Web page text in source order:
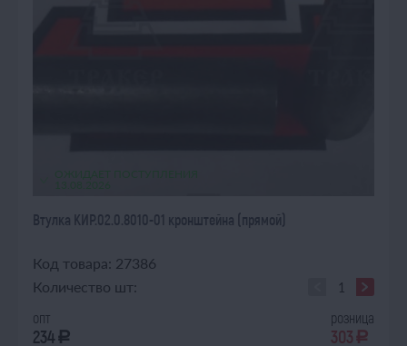
Втулка КИР.02.0.8010-01 кронштейна (прямой)
Код товара: 27386
Количество шт:
опт
234 a
розница
303 a